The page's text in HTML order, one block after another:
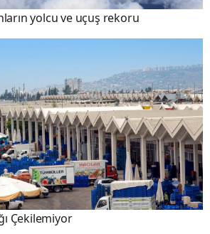
yolcu ve uçuş rekoru
Çekilemiyor